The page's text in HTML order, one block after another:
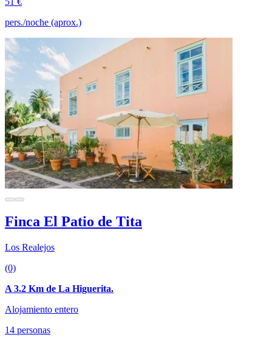
pers./noche (aprox.)
Finca El Patio de Tita
Los Realejos
(0)
A 3.2 Km de La Higuerita.
Alojamiento entero
14 personas